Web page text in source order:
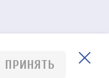
ПРИНЯТЬ